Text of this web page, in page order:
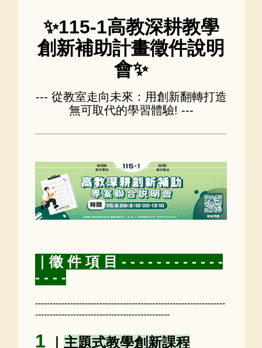
✨115-1高教深耕教學
創新補助計畫徵件說明
會✨
--- 從教室走向未來：用創新翻轉打造
無可取代的學習體驗! ---
｜徵 件 項 目 - - - - - - - - - - - -
- - - -
-----------------------------------------------------------------
----------------------------------------------
1 主題式教學創新課程